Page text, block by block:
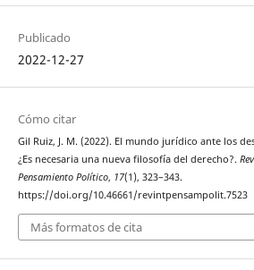
Publicado
2022-12-27
Cómo citar
Gil Ruiz, J. M. (2022). El mundo jurídico ante los
¿Es necesaria una nueva filosofía del derecho?.
Pensamiento Político, 17(1), 323–343.
https://doi.org/10.46661/revintpensampolit.7523
Más formatos de cita